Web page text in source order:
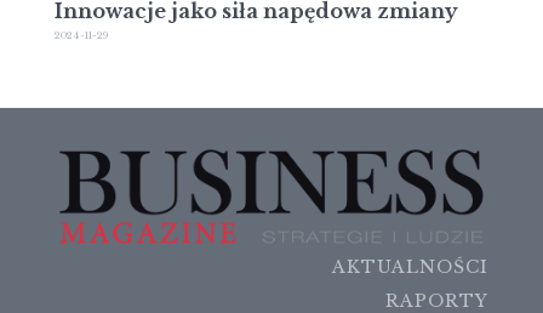
Innowacje jako siła napędowa zmiany
2024-11-29
AKTUALNOŚCI
RAPORTY